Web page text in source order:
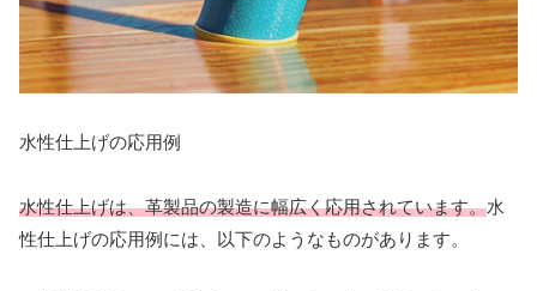
水性仕上げの応用例
水性仕上げは、革製品の製造に幅広く応用されています。水
性仕上げの応用例には、以下のようなものがあります。